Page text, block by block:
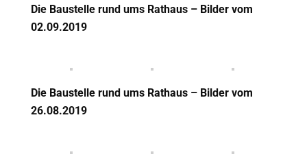
Die Baustelle rund ums Rathaus – Bilder vom
02.09.2019
Die Baustelle rund ums Rathaus – Bilder vom
26.08.2019